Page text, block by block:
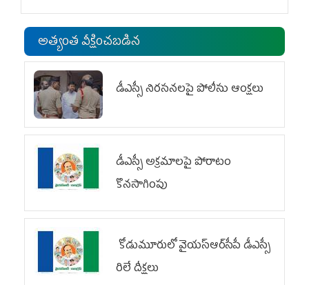
అత్యంత వీక్షించబడిన
డీఎస్సీ నిరసనలపై పోలీసు ఆంక్షలు
డీఎస్సీ అక్రమాలపై పోరాటం
కొనసాగింపు
కోడుమూరులో వైయ‌స్ఆర్‌సీపీ డీఎస్సీ
రిలే దీక్షలు